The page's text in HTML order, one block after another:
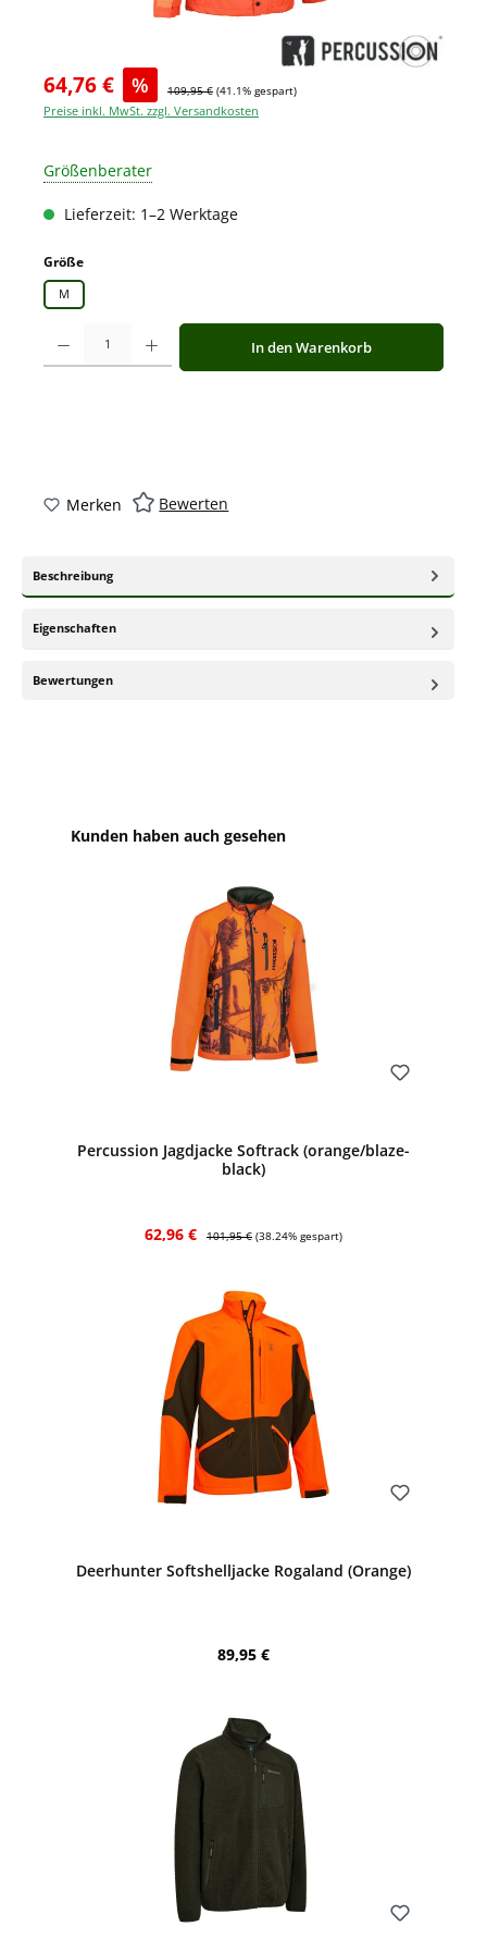
64,76 € % 109,95 € (41.1% gespart)
Preise inkl. MwSt. zzgl. Versandkosten
Größenberater
Lieferzeit: 1–2 Werktage
Größeauswählen
M
Produkt Anzahl: Gib den gewünschten Wert ein oder benutze die
In den Warenkorb
Merken Bewerten
Beschreibung
Eigenschaften
Bewertungen
Produktgalerie überspringen
Kunden haben auch gesehen
Percussion Jagdjacke Softrack (orange/blaze-
black)
Verkaufspreis:
62,96 € Regulärer Preis:
101,95 € (38.24% gespart)
Deerhunter Softshelljacke Rogaland (Orange)
Regulärer Preis:
89,95 €